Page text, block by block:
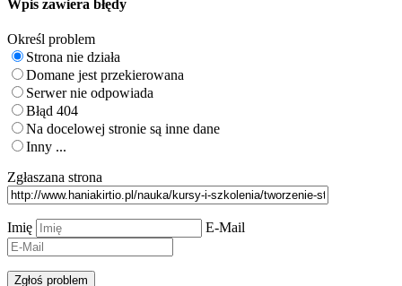
Wpis zawiera błędy
Określ problem
Strona nie działa
Domane jest przekierowana
Serwer nie odpowiada
Błąd 404
Na docelowej stronie są inne dane
Inny ...
Zgłaszana strona
Imię E-Mail